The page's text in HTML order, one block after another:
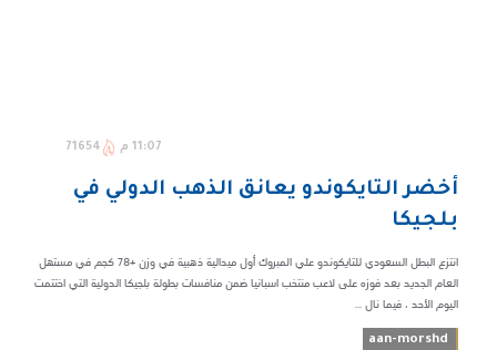
11:07 م 71654
أخضر التايكوندو يعانق الذهب الدولي في
بلجيكا
انتزع البطل السعودي للتايكوندو علي المبروك أول ميدالية ذهبية في وزن +78 كجم في مستهل
العام الجديد بعد فوزه على لاعب منتخب اسبانيا ضمن منافسات بطولة بلجيكا الدولية التي اختتمت
اليوم الأحد ، فيما نال ...
aan-morshd